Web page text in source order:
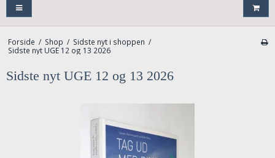
Forside / Shop / Sidste nyt i shoppen /
Sidste nyt UGE 12 og 13 2026
Sidste nyt UGE 12 og 13 2026